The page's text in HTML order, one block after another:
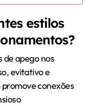
estilos
de apego nos
evitativo e
conexões